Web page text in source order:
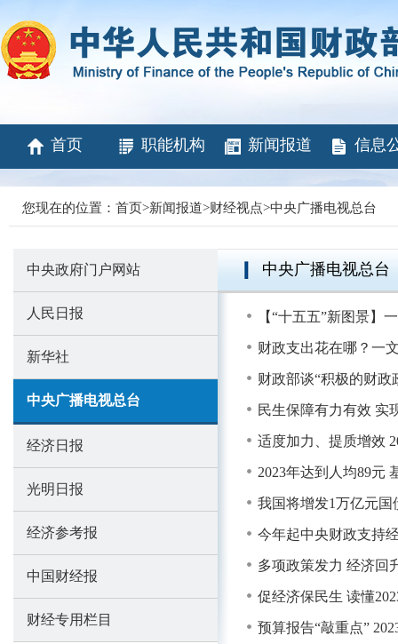
首页 职能机构 新闻报道 信息
您现在的位置： 首页>新闻报道>财经视点>中央广播电视总台
中央政府门户网站
人民日报
新华社
中央广播电视总台
经济日报
光明日报
经济参考报
中国财经报
财经专用栏目
中央广播电视总台
【“十五五”新图景】
财政支出花在哪？一
财政部谈“积极的财
民生保障有力有效 实
适度加力、提质增效
2023年达到人均89元
我国将增发1万亿元
今年起中央财政支持
多项政策发力 经济回
促经济保民生 读懂
预算报告“敲重点”